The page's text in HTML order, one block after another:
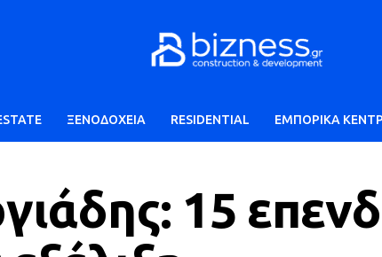
ΞΕΝΟΔΟΧΕΙΑ RESIDENTIAL ΕΜΠΟΡΙΚΑ
15